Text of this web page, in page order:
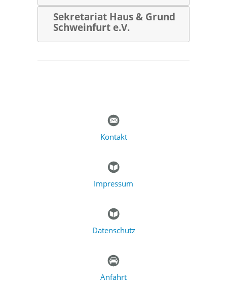
Sekretariat Haus & Grund
Schweinfurt e.V.
Kontakt
Impressum
Datenschutz
Anfahrt